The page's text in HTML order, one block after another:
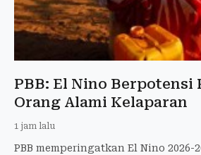
PBB: El Nino Berpotensi
Orang Alami Kelaparan
1 jam lalu
PBB memperingatkan El Nino 2026-